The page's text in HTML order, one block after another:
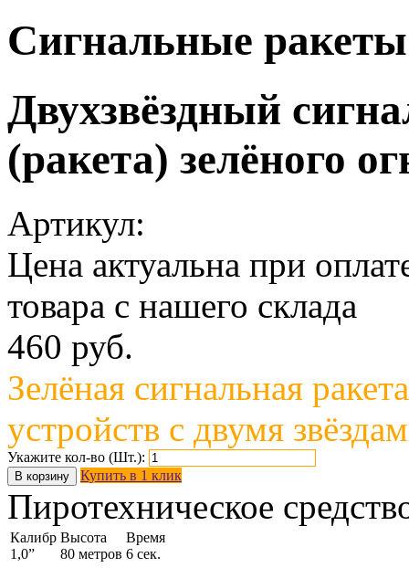
Сигнальные
Двухзвёздный
(ракета) зелёного
Артикул:
Цена актуальна при
товара с нашего склада
460 руб.
Зелёная сигнальная
устройств с двумя
Укажите кол-во (Шт.):
В корзину Купить в 1 клик
Пиротехническое
Калибр
1,0”
Высота
80 метров
Время
6 сек.